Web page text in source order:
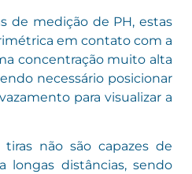
de medição de PH, estas
em contato com a
concentração muito alta
necessário posicionar
para visualizar a
não são capazes de
longas distâncias, sendo